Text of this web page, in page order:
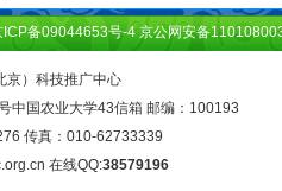
ICP备09044653号-4 京公网安备
京）科技推广中心
中国农业大学43信箱 邮编：100193
传真：010-62733339
在线QQ:38579196